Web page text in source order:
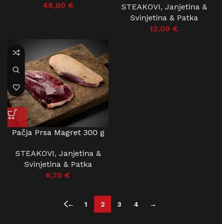
48,00 € STEAKOVI, Janjetina &
Svinjetina & Patka
12,00 €
Pačja Prsa Magret 300 g
STEAKOVI, Janjetina &
Svinjetina & Patka
6,70 €
← 1 2 3 4 →